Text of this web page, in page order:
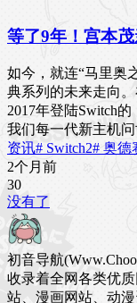
等了9年！宫本
如今，就连“马里奥
典系列的未来走向
2017年登陆Switch
我们每一代新主机
资讯# Switch2# 奥德
2个月前
30
没有了
初音导航
收录着全网各类优
站、漫画网站、动